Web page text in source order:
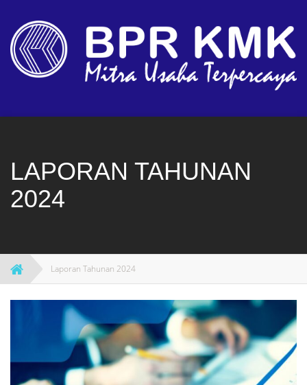
content
LAPORAN TAHUNAN
2024
Laporan Tahunan 2024